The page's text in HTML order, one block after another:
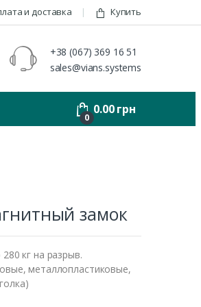
и доставка Купить
+38 (067) 369 16 51
sales@vians.systems
0
0.00грн
замок
кг на разрыв.
металлопластиковые,